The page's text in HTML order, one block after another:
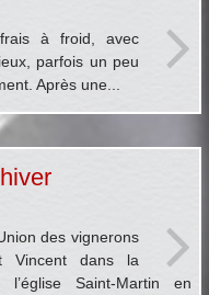
à froid, avec
parfois un peu
Après une...
des vignerons
Vincent dans la
Saint-Martin en